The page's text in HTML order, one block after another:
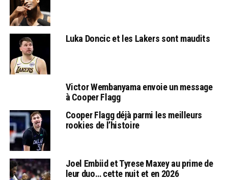
Luka Doncic et les Lakers sont maudits
Victor Wembanyama envoie un message
à Cooper Flagg
Cooper Flagg déjà parmi les meilleurs
rookies de l’histoire
Joel Embiid et Tyrese Maxey au prime de
leur duo… cette nuit et en 2026